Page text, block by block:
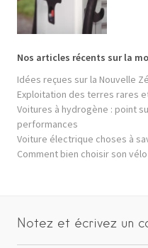
Nos articles récents sur la
Idées reçues sur la Nouvelle
Exploitation des terres rares
Voitures à hydrogène : point
performances
Voiture électrique choses à
Comment bien choisir son
Notez et écrivez un